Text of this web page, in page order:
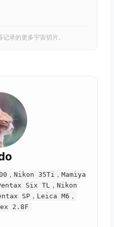
录的更多宇宙切片。
，Nikon 35Ti，Mamiya
Pentax Six TL，Nikon
SP，Leica M6，
2.8F